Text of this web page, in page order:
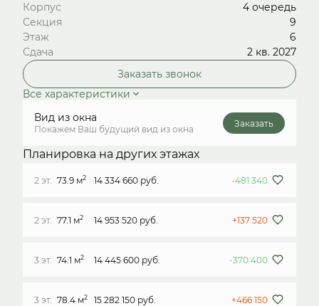
Корпус
4 очередь
Секция
9
Этаж
6
Сдача
2 кв. 2027
Заказать звонок
Все характеристики
Вид из окна
Покажем Ваш будущий вид из окна
Заказать
Планировка на других этажах
2 эт. 73.9 м2 14 334 660 руб. -481 340
2 эт. 77.1 м2 14 953 520 руб. +137 520
3 эт. 74.1 м2 14 445 600 руб. -370 400
3 эт. 78.4 м2 15 282 150 руб. +466 150